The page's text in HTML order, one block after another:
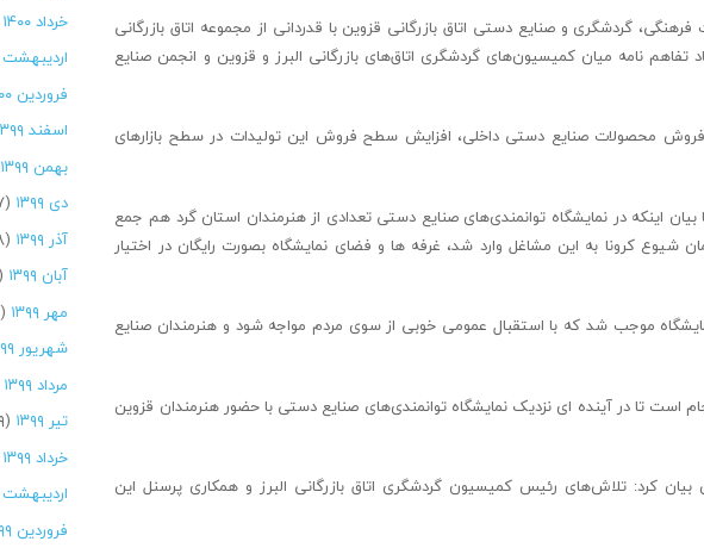
گردشگری و صنایع دستی اتاق بازرگانی قزوین با قدردانی از مجموعه اتاق بازرگانی
تفاهم نامه میان کمیسیون‌های گردشگری اتاق‌های بازرگانی البرز و قزوین و انجمن صنایع
محصولات صنایع دستی داخلی، افزایش سطح فروش این تولیدات در سطح بازارهای
اینکه در نمایشگاه توانمندی‌های صنایع دستی تعدادی از هنرمندان استان گرد هم جمع
کرونا به این مشاغل وارد شد، غرفه ها و فضای نمایشگاه بصورت رایگان در اختیار
موجب شد که با استقبال عمومی خوبی از سوی مردم مواجه شود و هنرمندان صنایع
است تا در آینده ای نزدیک نمایشگاه توانمندی‌های صنایع دستی با حضور هنرمندان قزوین
کرد: تلاش‌های رئیس کمیسیون گردشگری اتاق بازرگانی البرز و همکاری پرسنل این
خرداد ۱۴۰۰
اردیبهشت ۱۴۰۰
فروردین ۱۴۰۰
اسفند ۱۳۹۹
بهمن ۱۳۹۹
دی ۱۳۹۹
(۶۷)
آذر ۱۳۹۹
(۶۸)
آبان ۱۳۹۹
(۳۵)
مهر ۱۳۹۹
(۳۷)
شهریور ۱۳۹۹
مرداد ۱۳۹۹
تیر ۱۳۹۹
(۲۹)
خرداد ۱۳۹۹
اردیبهشت ۱۳۹۹
فروردین ۱۳۹۹